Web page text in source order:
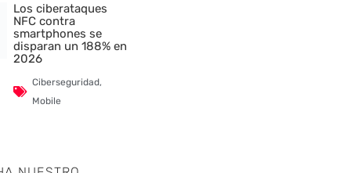
Los ciberataques
NFC contra
smartphones se
disparan un 188% en
2026
Ciberseguridad,
Mobile